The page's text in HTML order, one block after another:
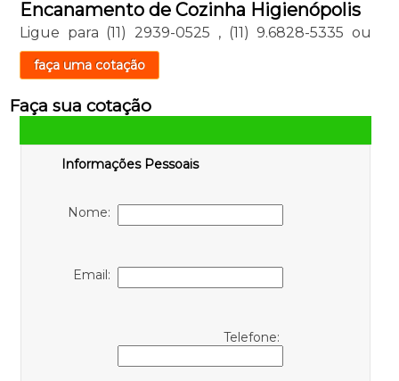
Encanamento de Cozinha Higienópolis
Ligue para (11) 2939-0525 , (11) 9.6828-5335 ou
faça uma cotação
Faça sua cotação
Informações Pessoais
Nome:
Email:
Telefone: